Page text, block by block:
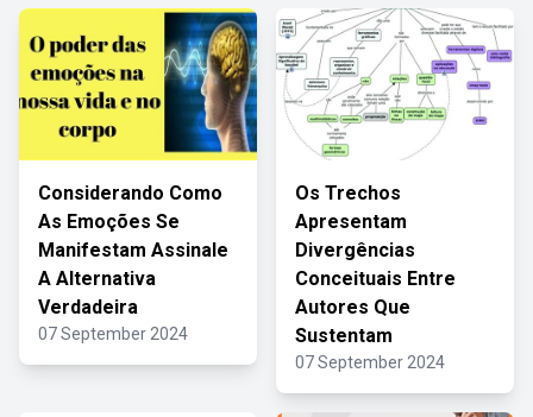
Considerando Como
As Emoções Se
Manifestam Assinale
A Alternativa
Verdadeira
07 September 2024
Os Trechos
Apresentam
Divergências
Conceituais Entre
Autores Que
Sustentam
07 September 2024